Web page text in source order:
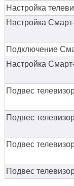
Настройка
Настройка
Подключение
Настройка
Подвес
Подвес
Подвес
Подвес